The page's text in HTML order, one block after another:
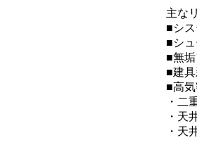
主な
■シ
■シ
■無
■建
■高
・二
・天
・